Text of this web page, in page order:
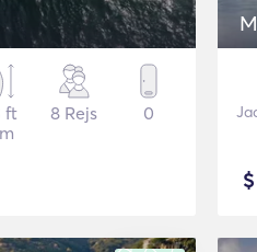
ft
8 Rejs 0